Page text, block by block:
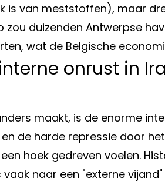
is van meststoffen), maar
zou duizenden Antwerpse
wat de Belgische
onrust in
maakt, is de enorme
de harde repressie door
hoek gedreven voelen.
vaak naar een "externe